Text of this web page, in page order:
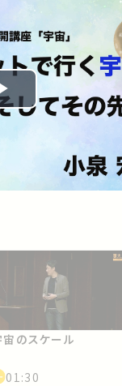
宙のスケール
01:30